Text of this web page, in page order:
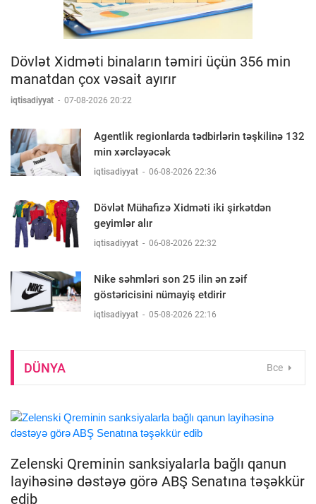
Dövlət Xidməti binaların təmiri üçün 356 min
manatdan çox vəsait ayırır
iqtisadiyyat - 07-08-2026 20:22
Agentlik regionlarda tədbirlərin təşkilinə 132
min xərcləyəcək
iqtisadiyyat - 06-08-2026 22:36
Dövlət Mühafizə Xidməti iki şirkətdən
geyimlər alır
iqtisadiyyat - 06-08-2026 22:32
Nike səhmləri son 25 ilin ən zəif
göstəricisini nümayiş etdirir
iqtisadiyyat - 05-08-2026 22:16
DÜNYA Все
Zelenski Qreminin sanksiyalarla bağlı qanun
layihəsinə dəstəyə görə ABŞ Senatına təşəkkür
edib